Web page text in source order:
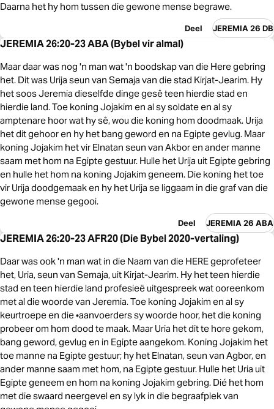
Daarna het hy hom tussen die gewone mense begrawe.
Deel JEREMIA 26 DB
JEREMIA 26:20-23 ABA (Bybel vir almal)
Maar daar was nog 'n man wat 'n boodskap van die Here gebring
het. Dit was Urija seun van Semaja van die stad Kirjat-Jearim. Hy
het soos Jeremia dieselfde dinge gesê teen hierdie stad en
hierdie land. Toe koning Jojakim en al sy soldate en al sy
amptenare hoor wat hy sê, wou die koning hom doodmaak. Urija
het dit gehoor en hy het bang geword en na Egipte gevlug. Maar
koning Jojakim het vir Elnatan seun van Akbor en ander manne
saam met hom na Egipte gestuur. Hulle het Urija uit Egipte gebring
en hulle het hom na koning Jojakim geneem. Die koning het toe
vir Urija doodgemaak en hy het Urija se liggaam in die graf van die
gewone mense gegooi.
Deel JEREMIA 26 ABA
JEREMIA 26:20-23 AFR20 (Die Bybel 2020-vertaling)
Daar was ook 'n man wat in die Naam van die HERE geprofeteer
het, Uria, seun van Semaja, uit Kirjat-Jearim. Hy het teen hierdie
stad en teen hierdie land profesieë uitgespreek wat ooreenkom
met al die woorde van Jeremia. Toe koning Jojakim en al sy
keurtroepe en die •aanvoerders sy woorde hoor, het die koning
probeer om hom dood te maak. Maar Uria het dit te hore gekom,
bang geword, gevlug en in Egipte aangekom. Koning Jojakim het
toe manne na Egipte gestuur; hy het Elnatan, seun van Agbor, en
ander manne saam met hom, na Egipte gestuur. Hulle het Uria uit
Egipte geneem en hom na koning Jojakim gebring. Dié het hom
met die swaard neergevel en sy lyk in die begraafplek van